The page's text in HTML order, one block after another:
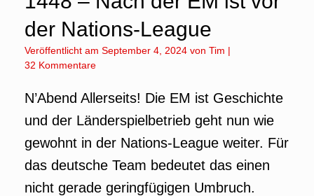
der Nations-League
Veröffentlicht am September 4, 2024 von Tim |
32 Kommentare
N’Abend Allerseits! Die EM ist Geschichte
und der Länderspielbetrieb geht nun wie
gewohnt in der Nations-League weiter. Für
das deutsche Team bedeutet das einen
nicht gerade geringfügigen Umbruch.